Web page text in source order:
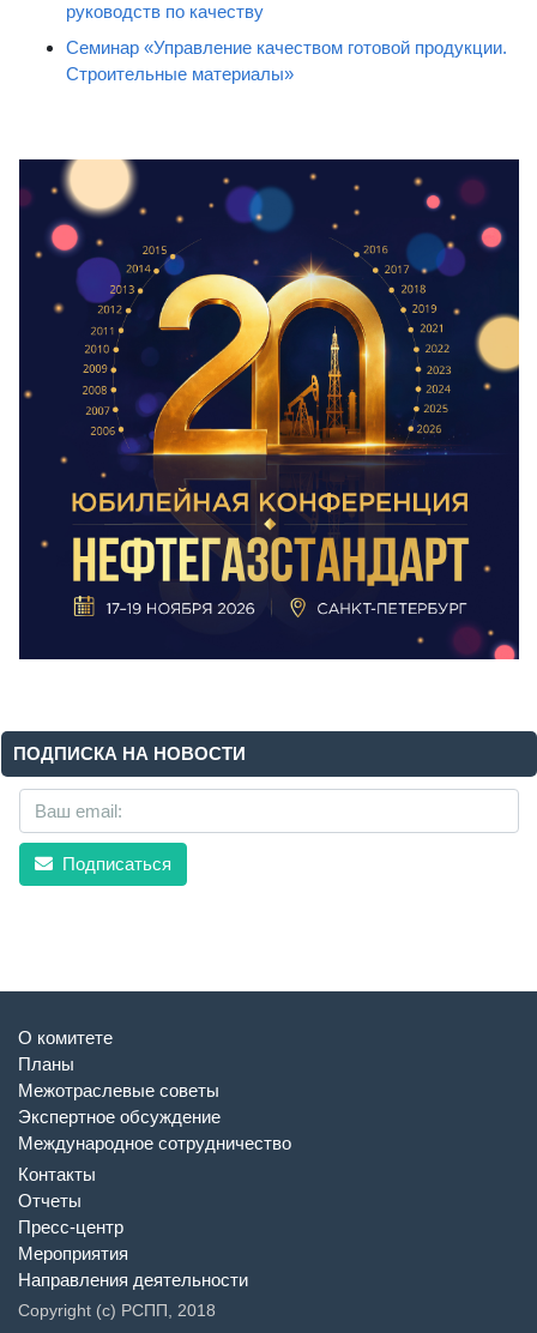
руководств по качеству
Семинар «Управление качеством готовой продукции.
Строительные материалы»
ПОДПИСКА НА НОВОСТИ
Подписаться
О комитете
Планы
Межотраслевые советы
Экспертное обсуждение
Международное сотрудничество
Контакты
Отчеты
Пресс-центр
Мероприятия
Направления деятельности
Copyright (c) РСПП, 2018